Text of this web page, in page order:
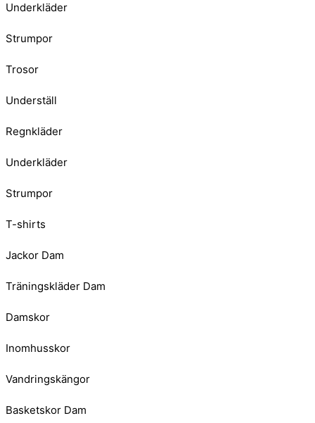
Underkläder
Strumpor
Trosor
Underställ
Regnkläder
Underkläder
Strumpor
T-shirts
Jackor Dam
Träningskläder Dam
Damskor
Inomhusskor
Vandringskängor
Basketskor Dam